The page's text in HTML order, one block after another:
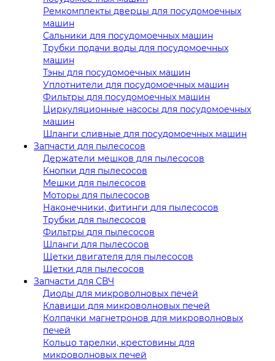
Ремкомплекты дверцы для посудомоечных
машин
Сальники для посудомоечных машин
Трубки подачи воды для посудомоечных
машин
Тэны для посудомоечных машин
Уплотнители для посудомоечных машин
Фильтры для посудомоечных машин
Циркуляционные насосы для посудомоечных
машин
Шланги сливные для посудомоечных машин
Запчасти для пылесосов
Держатели мешков для пылесосов
Кнопки для пылесосов
Мешки для пылесосов
Моторы для пылесосов
Наконечники, фитинги для пылесосов
Трубки для пылесосов
Фильтры для пылесосов
Шланги для пылесосов
Щетки двигателя для пылесосов
Щетки для пылесосов
Запчасти для СВЧ
Диоды для микроволновых печей
Клавиши для микроволновых печей
Колпачки магнетронов для микроволновых
печей
Кольцо тарелки, крестовины для
микроволновых печей